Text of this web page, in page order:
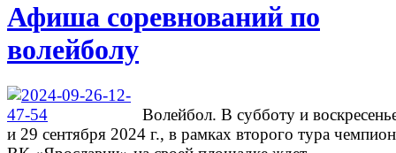
Афиша соревнований по
волейболу
Волейбол. В субботу и
и 29 сентября 2024 г., в рамках второго тура